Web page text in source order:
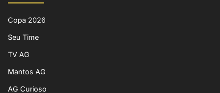
Copa 2026
Seu Time
TV AG
Mantos AG
AG Curioso